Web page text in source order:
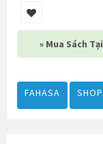
» Mua Sách
FAHASA